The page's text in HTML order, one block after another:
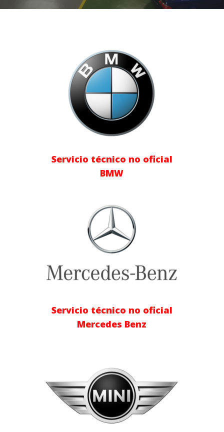
Servicio técnico no oficial
BMW
Servicio técnico no oficial
Mercedes Benz